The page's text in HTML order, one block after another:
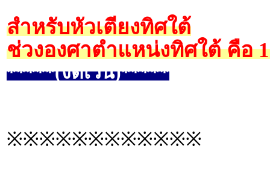
สำหรับหัวเตียงทิศใต้
ช่วงองศาตำแหน่งทิศใต้ คือ
*****(งดเว้น)*****
※※※※※※※※※※※※